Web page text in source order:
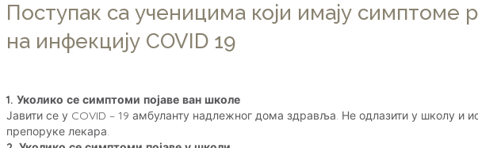
Поступак са ученицима који имају
на инфекцију COVID 19
1. Уколико се симптоми појаве ван школе
Јавити се у COVID – 19 амбуланту надлежног дома здравља. Не одлазити у школу и
препоруке лекара.